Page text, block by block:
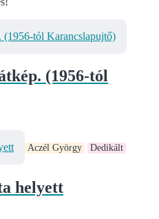
(1956-tól
Aczél György Dedikált
helyett